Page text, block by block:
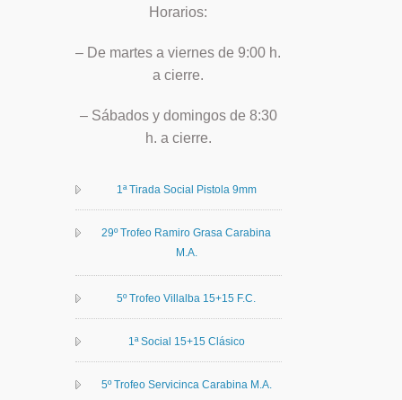
Horarios:
– De martes a viernes de 9:00 h.
a cierre.
– Sábados y domingos de 8:30
h. a cierre.
1ª Tirada Social Pistola 9mm
29º Trofeo Ramiro Grasa Carabina
M.A.
5º Trofeo Villalba 15+15 F.C.
1ª Social 15+15 Clásico
5º Trofeo Servicinca Carabina M.A.